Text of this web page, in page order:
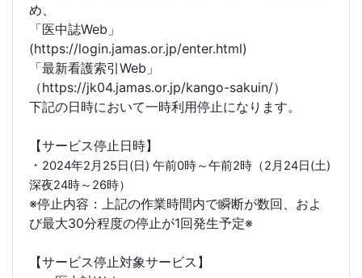
め、
「医中誌Web」
(https://login.jamas.or.jp/enter.html)
「最新看護索引Web」
（https://jk04.jamas.or.jp/kango-sakuin/）
下記の日時において一時利用停止になります。
【サービス停止日時】
・ 2024年2月25日(日) 午前0時～午前2時（2月24日(土)
深夜24時～26時）
※停止内容：上記の作業時間内で瞬断が数回、およ
び最大30分程度の停止が1回発生予定※
【サービス停止対象サービス】